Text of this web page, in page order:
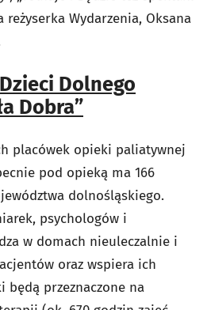
Wydarzenia, Oksana
Dolnego
Dobra”
placówek opieki paliatywnej
pod opieką ma 166
dolnośląskiego.
psychologów i
w domach nieuleczalnie i
oraz wspiera ich
będą przeznaczone na